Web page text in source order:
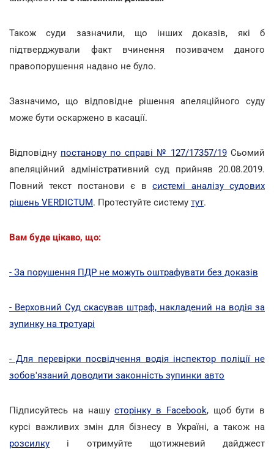
Також суди зазначили, що інших доказів, які б
підтверджували факт вчинення позивачем даного
правопорушення надано не було.
Зазначимо, що відповідне рішення апеляційного суду
може бути оскаржено в касації.
Відповідну постанову по справі № 127/17357/19 Сьомий
апеляційний адміністративний суд прийняв 20.08.2019.
Повний текст постанови є всистемі аналізу судових
рішень VERDICTUM. Протестуйте систему тут.
Вам буде цікаво, що:
- За порушення ПДР не можуть оштрафувати без доказів
- Верховний Суд скасував штраф, накладений на водія за
зупинку на тротуарі
- Для перевірки посвідчення водія інспектор поліції не
зобов'язаний доводити законність зупинки авто
Підписуйтесь на нашусторінку в Facebook, щоб бути в
курсі важливих змін для бізнесу в Україні, а також на
розсилку і отримуйте щотижневий дайджест